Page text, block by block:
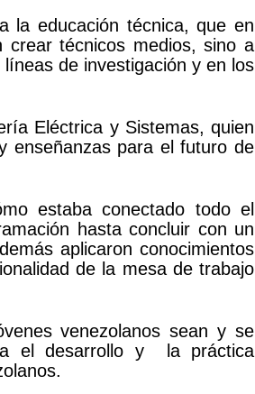
la educación técnica, que en
técnicos medios, sino a
de investigación y en los
Eléctrica y Sistemas, quien
enseñanzas para el futuro de
estaba conectado todo el
hasta concluir con un
aplicaron conocimientos
de la mesa de trabajo
venezolanos sean y se
el desarrollo y la práctica